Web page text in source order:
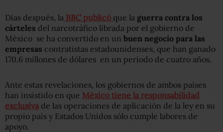
Días después, la BBC publicó que la guerra contra los
cárteles del narcotráfico librada por el gobierno de
México se ha convertido en un buen negocio para las
empresas contratistas estadounidenses, que han ganado
170.6 millones de dólares en un periodo de cuatro años.
Ante estas revelaciones, los gobiernos de ambos países
han insistido en que México tiene la responsabilidad
exclusiva de las operaciones de aplicación de la ley en su
propio país y Estados Unidos sólo cumple labores de
apoyo.